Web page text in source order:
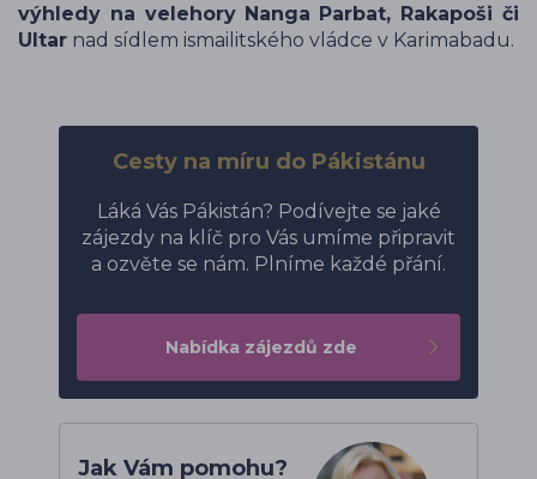
výhledy na velehory Nanga Parbat, Rakapoši či
Ultar nad sídlem ismailitského vládce v Karimabadu.
Cesty na míru do Pákistánu
Láká Vás Pákistán? Podívejte se jaké
zájezdy na klíč pro Vás umíme připravit
a ozvěte se nám. Plníme každé přání.
Nabídka zájezdů zde
Jak Vám pomohu?